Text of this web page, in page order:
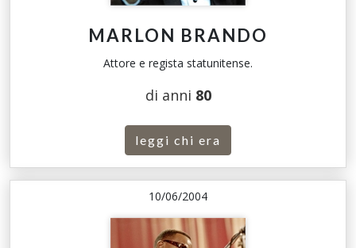
MARLON BRANDO
Attore e regista statunitense.
di anni 80
leggi chi era
10/06/2004